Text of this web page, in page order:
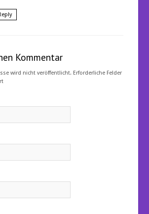
Kommentar
wird nicht veröffentlicht. Erforderliche Felder